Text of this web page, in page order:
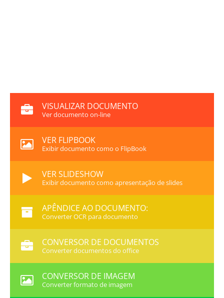
VISUALIZAR DOCUMENTO
Ver documento on-line
VER FLIPBOOK
Exibir documento como o FlipBook
VER SLIDESHOW
Exibir documento como apresentação de slides
APÊNDICE AO DOCUMENTO:
Converter OCR para documento
CONVERSOR DE DOCUMENTOS
Converter documentos do office
CONVERSOR DE IMAGEM
Converter formato de imagem